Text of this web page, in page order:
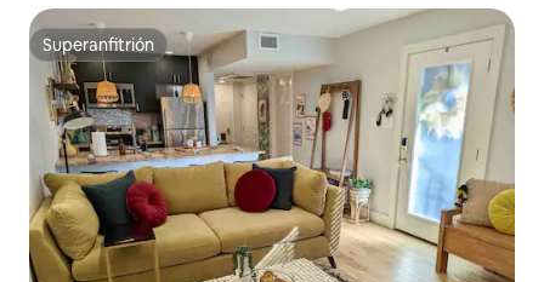
Superanfitrión
Superanfitrión